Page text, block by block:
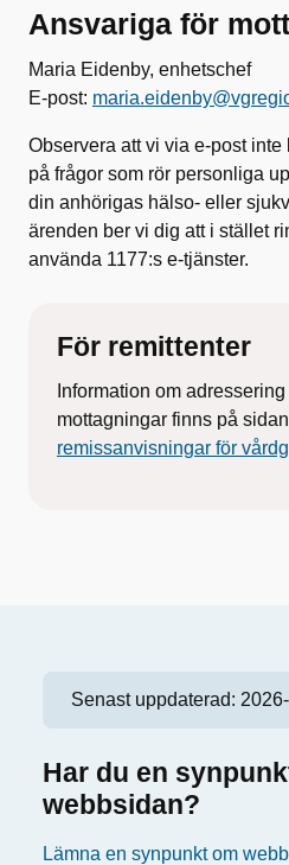
Ansvariga för
Maria Eidenby, enhetschef
E-post:
Observera att vi via e-post inte
på frågor som rör personliga
din anhörigas hälso- eller
ärenden ber vi dig att i stället
använda 1177:s e-tjänster.
För remittenter
Information om
mottagningar finns på sidan
remissanvisningar för
Senast uppdaterad:
Har du en
webbsidan?
Lämna en synpunkt om